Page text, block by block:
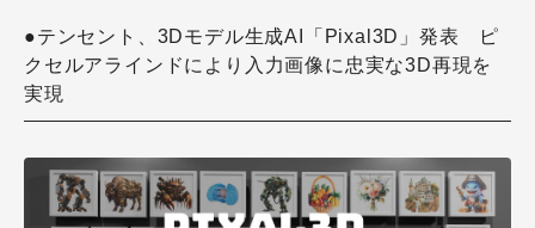
●テンセント、3Dモデル生成AI「Pixal3D」発表 ピ
クセルアラインドにより入力画像に忠実な3D再現を
実現